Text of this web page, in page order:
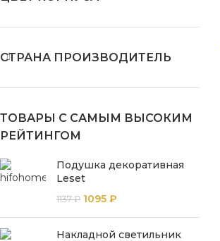
СТРАНА ПРОИЗВОДИТЕЛЬ
ТОВАРЫ С САМЫМ ВЫСОКИМ
РЕЙТИНГОМ
Подушка декоративная
Leset
1137₽ 1095 ₽
Накладной светильник